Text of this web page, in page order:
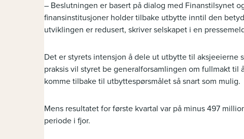
– Beslutningen er basert på dialog med Finanstilsynet
finansinstitusjoner holder tilbake utbytte inntil den
utviklingen er redusert, skriver selskapet i en
Det er styrets intensjon å dele ut utbytte til aksjeeierne
praksis vil styret be generalforsamlingen om fullmakt
komme tilbake til utbyttespørsmålet så snart som mulig.
Mens resultatet for første kvartal var på minus 497
periode i fjor.